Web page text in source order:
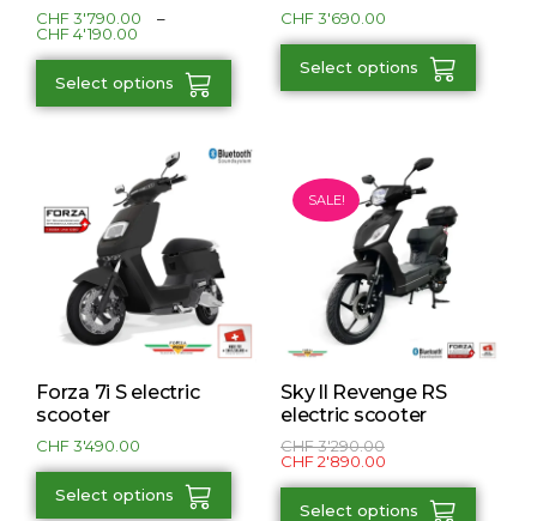
CHF3'790.00
–
CHF4'190.00
Select options
CHF3'690.00
Select options
Forza 7i S electric
scooter
CHF3'490.00
Select options
SALE!
Sky ll Revenge RS
electric scooter
CHF3'290.00
CHF2'890.00
Select options